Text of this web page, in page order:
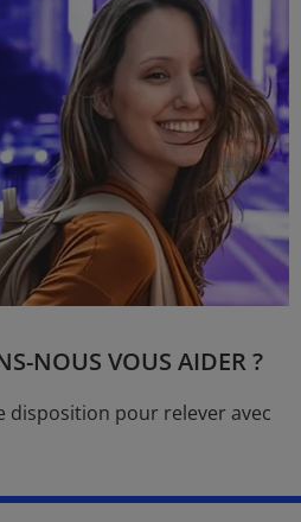
NOUS VOUS AIDER ?
disposition pour relever avec